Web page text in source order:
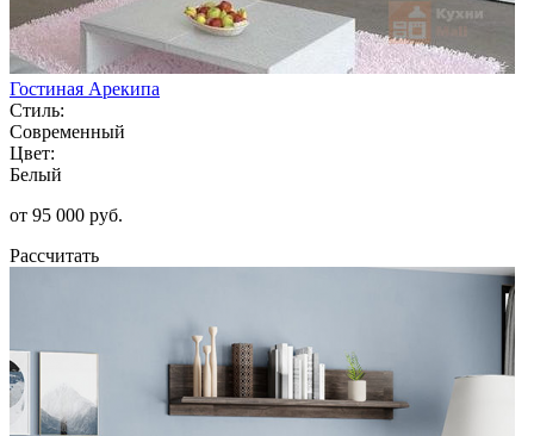
Гостиная Арекипа
Стиль:
Современный
Цвет:
Белый
от 95 000 руб.
Рассчитать